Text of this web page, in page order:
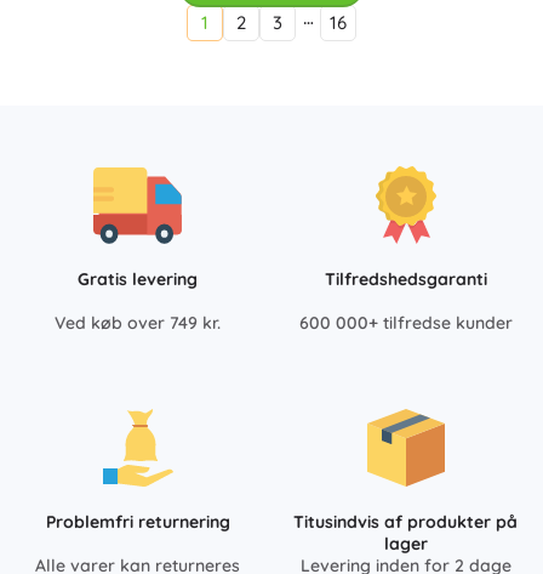
1
2 3 … 16
Gratis levering
Ved køb over 749 kr.
Tilfredshedsgaranti
600 000+ tilfredse kunder
Problemfri returnering
Alle varer kan returneres
Titusindvis af produkter på
lager
Levering inden for 2 dage